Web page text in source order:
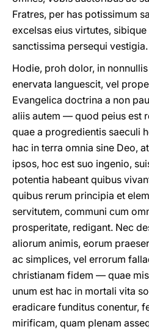
Fratres, per has potissimum
excelsas eius virtutes,
sanctissima persequi vestigia.
Hodie, proh dolor, in
enervata languescit, vel
Evangelica doctrina a non
aliis autem — quod peius est
quae a progredientis saeculi
hac in terra omnia sine Deo,
ipsos, hoc est suo ingenio,
potentia habeant quibus
quibus rerum principia et
servitutem, communi cum
prosperitate, redigant. Nec
aliorum animis, eorum
ac simplices, vel errorum
christianam fidem — quae
unum est hac in mortali vita
eradicare funditus conentur,
mirificam, quam plenam